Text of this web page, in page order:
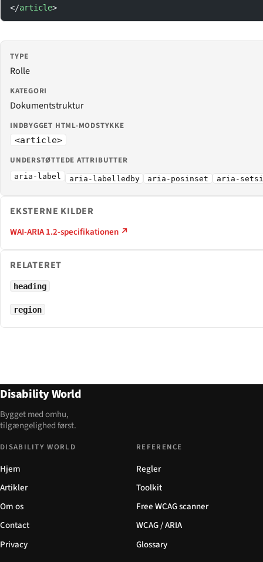
</article>
TYPE
Rolle
KATEGORI
Dokumentstruktur
INDBYGGET HTML-MODSTYKKE
<article>
UNDERSTØTTEDE ATTRIBUTTER
aria-label aria-labelledby aria-posinset aria-
EKSTERNE KILDER
WAI-ARIA 1.2-specifikationen ↗
RELATERET
heading
region
Disability World
Bygget med omhu,
tilgængelighed først.
DISABILITY WORLD
Hjem
Artikler
Om os
Contact
Privacy
REFERENCE
Regler
Toolkit
Free WCAG scanner
WCAG / ARIA
Glossary